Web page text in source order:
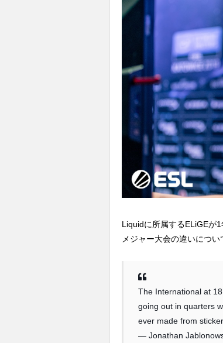
Liquidに所属するELiGEが
メジャー大会の違いにつ
The International at
going out in quarters
ever made from
— Jonathan